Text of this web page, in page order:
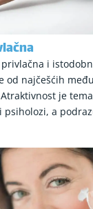
i
od najčešćih
je
psiholozi, a